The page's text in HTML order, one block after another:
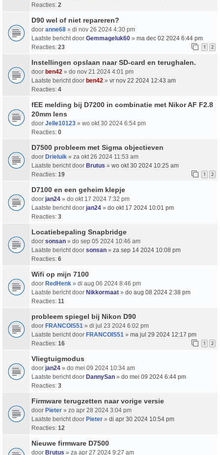
Reacties: 2
D90 wel of niet repareren?
door anne68 » di nov 26 2024 4:30 pm
Laatste bericht door Gemmageluk60 » ma dec 02 2024 6:44 pm
Reacties: 23 1 2
Instellingen opslaan naar SD-card en terughalen.
door ben42 » do nov 21 2024 4:01 pm
Laatste bericht door ben42 » vr nov 22 2024 12:43 am
Reacties: 4
fEE melding bij D7200 in combinatie met Nikor AF F2.8
20mm lens
door Jelle10123 » wo okt 30 2024 6:54 pm
Reacties: 0
D7500 probleem met Sigma objectieven
door Drieluik » za okt 26 2024 11:53 am
Laatste bericht door Brutus » wo okt 30 2024 10:25 am
Reacties: 19 1 2
D7100 en een geheim klepje
door jan24 » do okt 17 2024 7:32 pm
Laatste bericht door jan24 » do okt 17 2024 10:01 pm
Reacties: 3
Locatiebepaling Snapbridge
door sonsan » do sep 05 2024 10:46 am
Laatste bericht door sonsan » za sep 14 2024 10:08 pm
Reacties: 6
Wifi op mijn 7100
door RedHenk » di aug 06 2024 8:46 pm
Laatste bericht door Nikkormaat » do aug 08 2024 2:38 pm
Reacties: 11
probleem spiegel bij Nikon D90
door FRANCOIS51 » di jul 23 2024 6:02 pm
Laatste bericht door FRANCOIS51 » ma jul 29 2024 12:17 pm
Reacties: 16 1 2
Vliegtuigmodus
door jan24 » do mei 09 2024 10:34 am
Laatste bericht door DannySan » do mei 09 2024 6:44 pm
Reacties: 3
Firmware terugzetten naar vorige versie
door Pieter » zo apr 28 2024 3:04 pm
Laatste bericht door Pieter » di apr 30 2024 10:54 pm
Reacties: 12
Nieuwe firmware D7500
door Brutus » za apr 27 2024 9:27 am